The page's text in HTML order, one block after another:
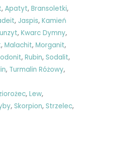
, Apatyt, Bransoletki,
, Jaspis, Kamień
, Kwarc Dymny,
, Malachit, Morganit,
, Rubin, Sodalit,
, Turmalin Różowy,
, Lew,
, Skorpion, Strzelec,